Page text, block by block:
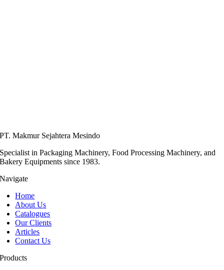
PT. Makmur Sejahtera Mesindo
Specialist in Packaging Machinery, Food Processing Machinery, and
Bakery Equipments since 1983.
Navigate
Home
About Us
Catalogues
Our Clients
Articles
Contact Us
Products